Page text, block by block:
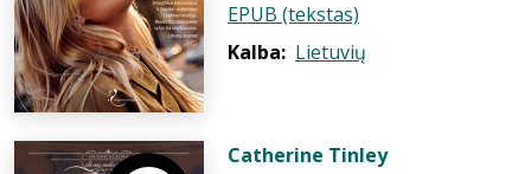
EPUB (tekstas)
Kalba: Lietuvių
Catherine Tinley